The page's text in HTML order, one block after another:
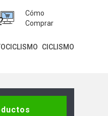
Cómo
Comprar
CICLISMO